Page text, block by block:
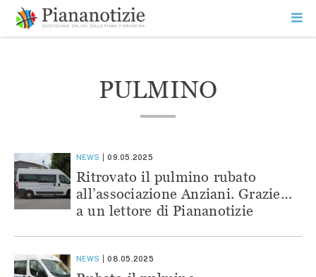
contenuto
SEARCH
PULMINO
NEWS 09.05.2025
Ritrovato il pulmino rubato
all’associazione Anziani. Grazie…
a un lettore di Piananotizie
NEWS 08.05.2025